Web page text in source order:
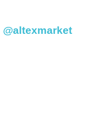
@altexmarket